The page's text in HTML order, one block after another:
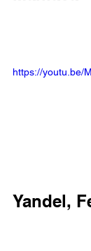
https://youtu.be/
Yandel,